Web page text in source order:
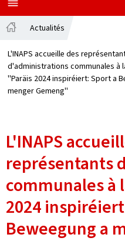
MENU
PRINCIPAL
Actualités
L'INAPS accueille des
d'administrations communales à
''Paräis 2024 inspiréiert: Sport a
menger Gemeng''
L'INAPS
représentants
communales à
2024
Beweegung a